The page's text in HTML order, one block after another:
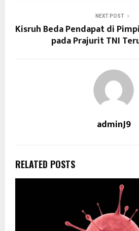
NEXT POST
Kisruh Beda Pendapat di
pada Prajurit TNI
adminJ9
RELATED POSTS